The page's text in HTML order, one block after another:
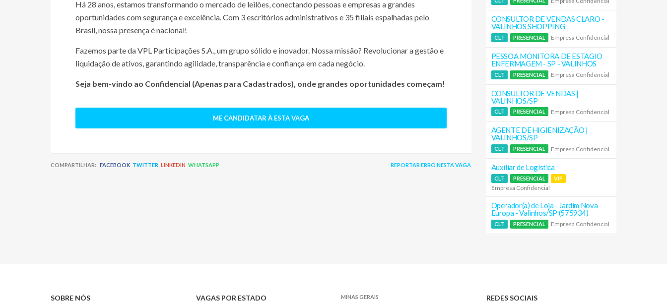
Há 28 anos, estamos transformando o mercado de leilões, conectando pessoas e empresas a grandes
oportunidades com segurança e excelência. Com 3 escritórios administrativos e 35 filiais espalhadas pelo
Brasil, nossa presença é nacional!
Fazemos parte da VPL Participações S.A., um grupo sólido e inovador. Nossa missão? Revolucionar a gestão e
liquidação de ativos, garantindo agilidade, transparência e confiança em cada negócio.
Seja bem-vindo ao Confidencial (Apenas para Cadastrados), onde grandes oportunidades começam!
ME CANDIDATAR À ESTA VAGA
COMPARTILHAR: FACEBOOK TWITTER LINKEDIN WHATSAPP REPORTAR ERRO NESTA VAGA
CONSULTOR DE VENDAS CLARO -
VALINHOS SHOPPING
CLT PRESENCIAL Empresa Confidencial
PESSOA MONITORA DE ESTAGIO
ENFERMAGEM - SP - VALINHOS
CLT PRESENCIAL Empresa Confidencial
CONSULTOR DE VENDAS |
VALINHOS/SP
CLT PRESENCIAL Empresa Confidencial
AGENTE DE HIGIENIZAÇÃO |
VALINHOS/SP
CLT PRESENCIAL Empresa Confidencial
Auxiliar de Logística
CLT PRESENCIAL VIP
Empresa Confidencial
Operador(a) de Loja - Jardim Nova
Europa - Valinhos/SP (575934)
CLT PRESENCIAL Empresa Confidencial
SOBRE NÓS VAGAS POR ESTADO MINAS GERAIS REDES SOCIAIS